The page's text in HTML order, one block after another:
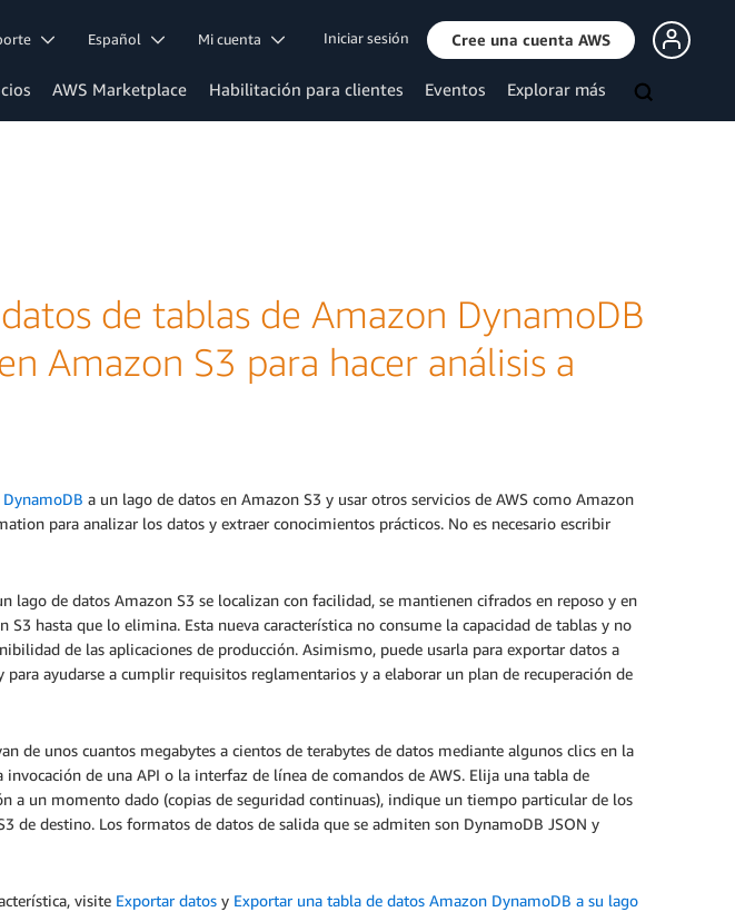
Español Mi cuenta Iniciar sesión Cree una cuenta AWS
AWS Marketplace Habilitación para clientes Eventos Explorar más
de tablas de Amazon DynamoDB
Amazon S3 para hacer análisis a
a un lago de datos en Amazon S3 y usar otros servicios de AWS como Amazon
para analizar los datos y extraer conocimientos prácticos. No es necesario escribir
lago de datos Amazon S3 se localizan con facilidad, se mantienen cifrados en reposo y en
hasta que lo elimina. Esta nueva característica no consume la capacidad de tablas y no
de las aplicaciones de producción. Asimismo, puede usarla para exportar datos a
para ayudarse a cumplir requisitos reglamentarios y a elaborar un plan de recuperación de
de unos cuantos megabytes a cientos de terabytes de datos mediante algunos clics en la
de una API o la interfaz de línea de comandos de AWS. Elija una tabla de
a un momento dado (copias de seguridad continuas), indique un tiempo particular de los
de destino. Los formatos de datos de salida que se admiten son DynamoDB JSON y
visite Exportar datos y Exportar una tabla de datos Amazon DynamoDB a su lago